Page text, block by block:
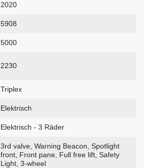
2020
5908
5000
2230
Triplex
Elektrisch
Elektrisch - 3 Räder
3rd valve, Warning Beacon, Spotlight
front, Front pane, Full free lift, Safety
Light, 3-wheel